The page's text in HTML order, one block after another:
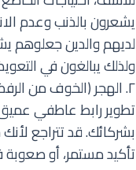
يشعرون بالذنب وعدم
لديهم والدين جعلوهم
ولذلك يبالغون في
٢. الهجر (الخوف من
تطوير رابط عاطفي
بشركائك. قد تتراجع
تأكيد مستمر، أو